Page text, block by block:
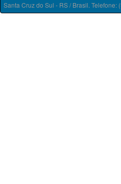
Santa Cruz do Sul - RS / Brasil. Telefone: